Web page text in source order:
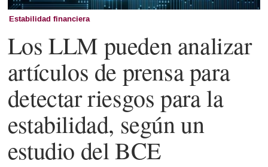
Estabilidad financiera
Los LLM pueden analizar
artículos de prensa para
detectar riesgos para la
estabilidad, según un
estudio del BCE